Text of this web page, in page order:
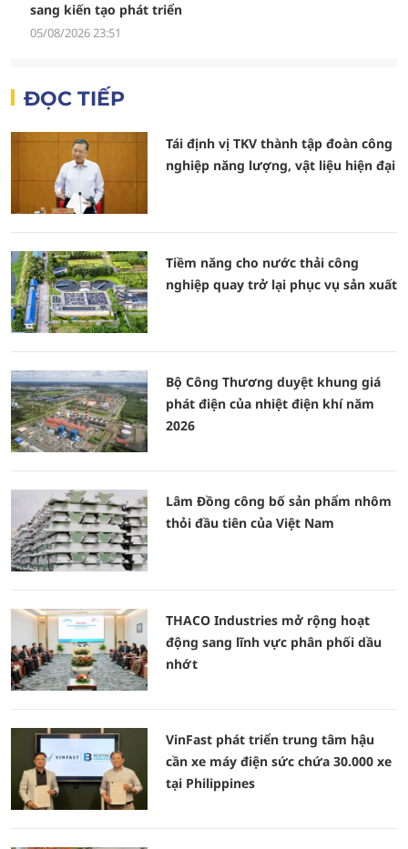
sang kiến tạo phát triển
05/08/2026 23:51
ĐỌC TIẾP
Tái định vị TKV thành tập đoàn công
nghiệp năng lượng, vật liệu hiện đại
Tiềm năng cho nước thải công
nghiệp quay trở lại phục vụ sản xuất
Bộ Công Thương duyệt khung giá
phát điện của nhiệt điện khí năm
2026
Lâm Đồng công bố sản phẩm nhôm
thỏi đầu tiên của Việt Nam
THACO Industries mở rộng hoạt
động sang lĩnh vực phân phối dầu
nhớt
VinFast phát triển trung tâm hậu
cần xe máy điện sức chứa 30.000 xe
tại Philippines